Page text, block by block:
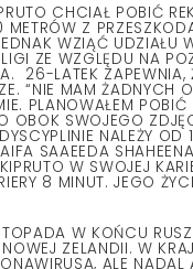
CHCIAŁ POBIĆ
Z
WZIĄĆ UDZIAŁU
ZE WZGLĘDU NA
26-LATEK ZAPEWNIA,
“NIE MAM ŻADNYCH
PLANOWAŁEM
OBOK SWOJEGO
NALEŻY OD
SAAEEDA
W SWOJEJ
8 MINUT. JEGO
W KOŃCU
ZELANDII. W
ALE NADAL